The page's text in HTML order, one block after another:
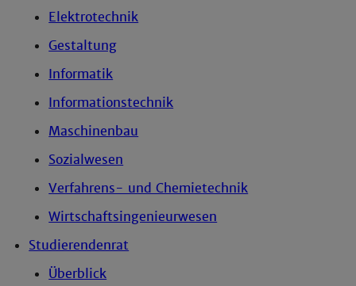
Elektrotechnik
Gestaltung
Informatik
Informationstechnik
Maschinenbau
Sozialwesen
Verfahrens- und Chemietechnik
Wirtschaftsingenieurwesen
Studierendenrat
Überblick